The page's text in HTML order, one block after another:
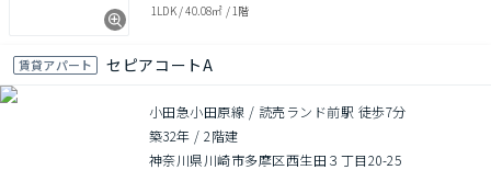
1LDK/40.08㎡ / 1階
賃貸アパート セピアコートA
小田急小田原線 / 読売ランド前駅 徒歩7分
築32年 /2階建
神奈川県川崎市多摩区西生田３丁目20-25